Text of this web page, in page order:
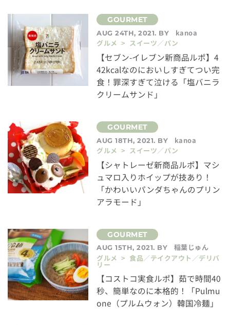
AUG 24TH, 2021. BY
kanoa
グルメ > スイーツ／パン
【セブン-イレブン新商品ルポ】4
42kcalなのにおいしすぎてつい完
食！罪深すぎて泣ける「塩バニラ
クリームサンド」
AUG 18TH, 2021. BY
kanoa
グルメ > スイーツ／パン
【シャトレーゼ新商品ルポ】マシ
ュマロ入りホイップが技あり！
「かわいいパンダちゃんのプリン
アラモード」
AUG 15TH, 2021. BY
稲葉じゅん
グルメ > 食品／テイクアウト／デリバ
リー
【コストコ実食ルポ】茹で時間40
秒、簡単なのに本格的！「Pulmu
one（プルムウォン）韓国冷麺」